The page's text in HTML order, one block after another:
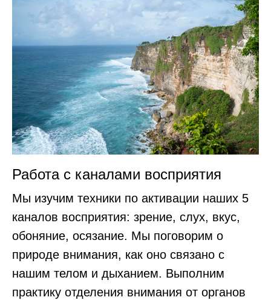
Работа с каналами восприятия
Мы изучим техники по активации наших 5
каналов восприятия: зрение, слух, вкус,
обоняние, осязание. Мы поговорим о
природе внимания, как оно связано с
нашим телом и дыханием. Выполним
практику отделения внимания от органов